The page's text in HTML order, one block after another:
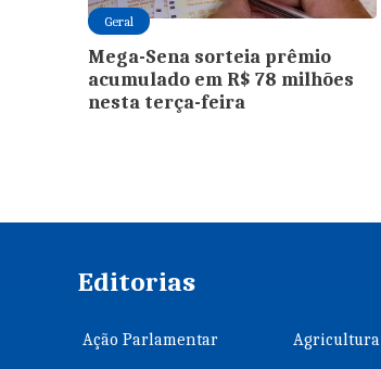
Geral
Mega-Sena sorteia prêmio
acumulado em R$ 78 milhões
nesta terça-feira
Editorias
Ação Parlamentar Agricultura